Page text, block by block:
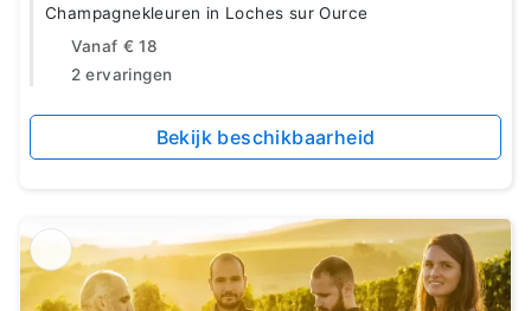
Champagnekleuren in Loches sur Ource
Vanaf € 18
2 ervaringen
Bekijk beschikbaarheid